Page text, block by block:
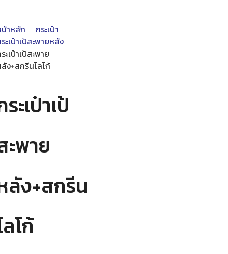
าหลัก
กระเป๋า
ะเป๋าเป้สะพายหลัง
ะเป๋าเป้สะพาย
ง+สกรีนโลโก้
ะเป๋าเป้
ะพาย
ลัง+สกรีน
ลโก้